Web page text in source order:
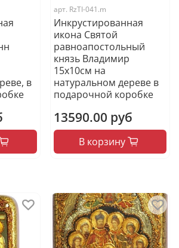
в
арт. RzTI-041.m
Инкрустированная
икона Святой
равноапостольный
князь Владимир
15х10см на
натуральном дереве в
подарочной коробке
13590.00 руб
В корзину